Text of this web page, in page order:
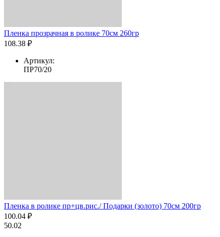
Пленка прозрачная в ролике 70см 260гр
108.38 ₽
Артикул:
ПР70/20
Пленка в ролике пр+цв.рис./ Подарки (золото) 70см 200гр
100.04 ₽
50.02